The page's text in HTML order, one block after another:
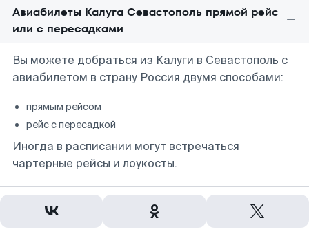
Авиабилеты Калуга Севастополь прямой рейс
или с пересадками
Вы можете добраться из Калуги в Севастополь с
авиабилетом в страну Россия двумя способами:
прямым рейсом
рейс с пересадкой
Иногда в расписании могут встречаться
чартерные рейсы и лоукосты.